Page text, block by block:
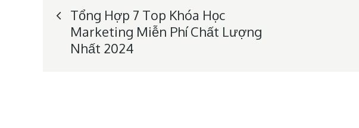
Post
navigation
Tổng Hợp 7 Top Khóa Học
Marketing Miễn Phí Chất Lượng
Nhất 2024